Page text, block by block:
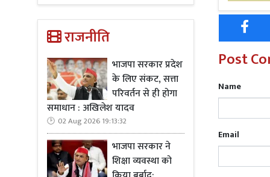
राजनीति
भाजपा सरकार प्रदेश
के लिए संकट, सत्ता
परिवर्तन से ही होगा
समाधान : अखिलेश यादव
02 Aug 2026 19:13:32
भाजपा सरकार ने
शिक्षा व्यवस्था को
पुलिस
मीरानपुर
संपत्ति है जो
Post
Name
Email